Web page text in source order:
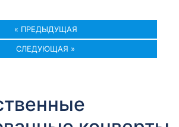
« ПРЕДЫДУЩАЯ
СЛЕДУЮЩАЯ »